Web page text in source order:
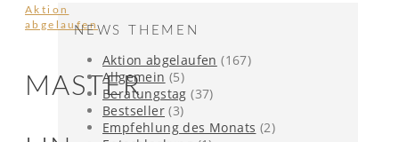
Aktion
abgelaufen
MASTER
NEWS THEMEN
Aktion abgelaufen (167)
Allgemein (5)
Beratungstag (37)
Bestseller (3)
Empfehlung des Monats (2)